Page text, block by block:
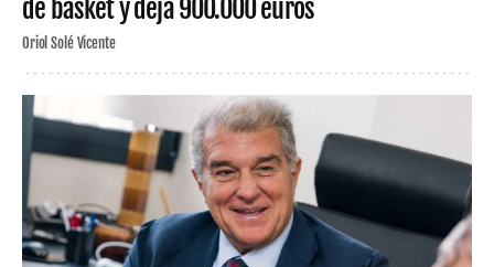
de basket y deja 900.000 euros
Oriol Solé Vicente